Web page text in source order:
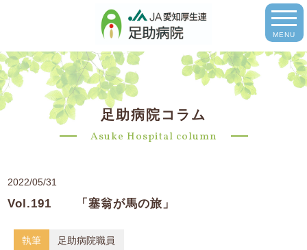
MENU
足助病院コラム
Asuke Hospital column
2022/05/31
Vol.191 「塞翁が馬の旅」
執筆 足助病院職員